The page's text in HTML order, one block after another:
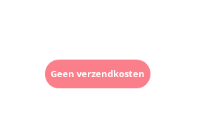
Geen verzendkosten